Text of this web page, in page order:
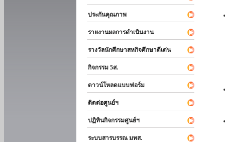
ประกันคุณภาพ
รายงานผลการดำเนินงาน
รางวัลนักศึกษาสหกิจศึกษาดีเด่น
กิจกรรม 5ส.
ดาวน์โหลดแบบฟอร์ม
ติดต่อศูนย์ฯ
ปฏิทินกิจกรรมศูนย์ฯ
ระบบสารบรรณ มทส.